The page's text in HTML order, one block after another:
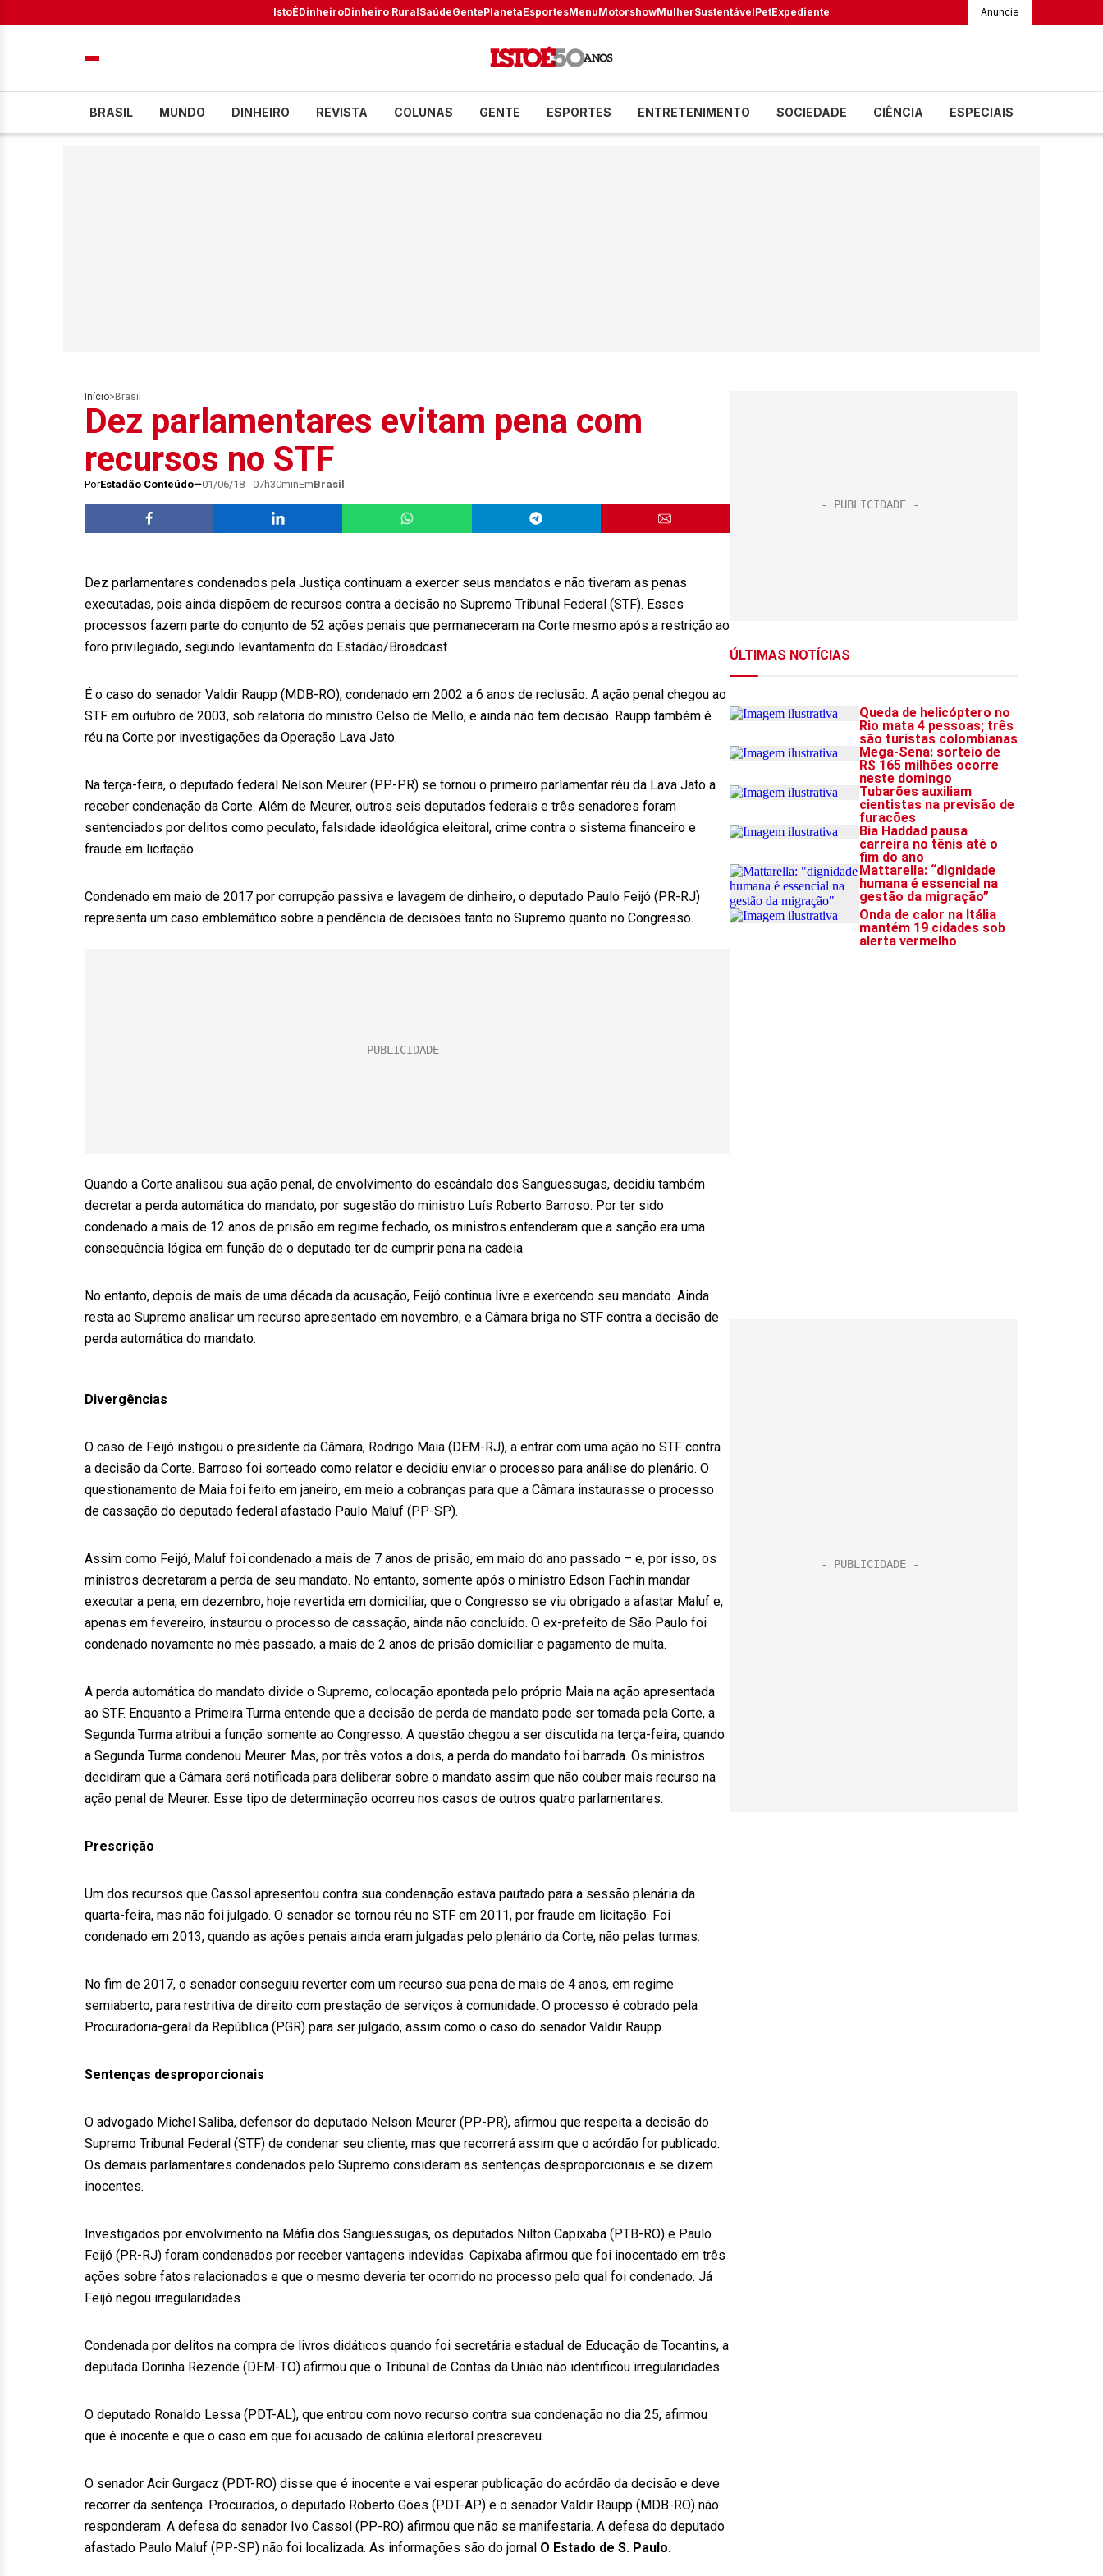
IstoÉDinheiroDinheiro RuralSaúdeGentePlanetaEsportesMenuMotorshowMulherSustentávelPetExpediente Anuncie
BRASIL MUNDO DINHEIRO REVISTA COLUNAS GENTE ESPORTES ENTRETENIMENTO SOCIEDADE CIÊNCIA ESPECIAIS
Início> Brasil
Dez parlamentares evitam pena com
recursos no STF
PorEstadão Conteúdo 01/06/18 - 07h30minEmBrasil
Dez parlamentares condenados pela Justiça continuam a exercer seus mandatos e não tiveram as penas
executadas, pois ainda dispõem de recursos contra a decisão no Supremo Tribunal Federal (STF). Esses
processos fazem parte do conjunto de 52 ações penais que permaneceram na Corte mesmo após a restrição ao
foro privilegiado, segundo levantamento do Estadão/Broadcast.
É o caso do senador Valdir Raupp (MDB-RO), condenado em 2002 a 6 anos de reclusão. A ação penal chegou ao
STF em outubro de 2003, sob relatoria do ministro Celso de Mello, e ainda não tem decisão. Raupp também é
réu na Corte por investigações da Operação Lava Jato.
Na terça-feira, o deputado federal Nelson Meurer (PP-PR) se tornou o primeiro parlamentar réu da Lava Jato a
receber condenação da Corte. Além de Meurer, outros seis deputados federais e três senadores foram
sentenciados por delitos como peculato, falsidade ideológica eleitoral, crime contra o sistema financeiro e
fraude em licitação.
Condenado em maio de 2017 por corrupção passiva e lavagem de dinheiro, o deputado Paulo Feijó (PR-RJ)
representa um caso emblemático sobre a pendência de decisões tanto no Supremo quanto no Congresso.
Quando a Corte analisou sua ação penal, de envolvimento do escândalo dos Sanguessugas, decidiu também
decretar a perda automática do mandato, por sugestão do ministro Luís Roberto Barroso. Por ter sido
condenado a mais de 12 anos de prisão em regime fechado, os ministros entenderam que a sanção era uma
consequência lógica em função de o deputado ter de cumprir pena na cadeia.
No entanto, depois de mais de uma década da acusação, Feijó continua livre e exercendo seu mandato. Ainda
resta ao Supremo analisar um recurso apresentado em novembro, e a Câmara briga no STF contra a decisão de
perda automática do mandato.
Divergências
O caso de Feijó instigou o presidente da Câmara, Rodrigo Maia (DEM-RJ), a entrar com uma ação no STF contra
a decisão da Corte. Barroso foi sorteado como relator e decidiu enviar o processo para análise do plenário. O
questionamento de Maia foi feito em janeiro, em meio a cobranças para que a Câmara instaurasse o processo
de cassação do deputado federal afastado Paulo Maluf (PP-SP).
Assim como Feijó, Maluf foi condenado a mais de 7 anos de prisão, em maio do ano passado – e, por isso, os
ministros decretaram a perda de seu mandato. No entanto, somente após o ministro Edson Fachin mandar
executar a pena, em dezembro, hoje revertida em domiciliar, que o Congresso se viu obrigado a afastar Maluf e,
apenas em fevereiro, instaurou o processo de cassação, ainda não concluído. O ex-prefeito de São Paulo foi
condenado novamente no mês passado, a mais de 2 anos de prisão domiciliar e pagamento de multa.
A perda automática do mandato divide o Supremo, colocação apontada pelo próprio Maia na ação apresentada
ao STF. Enquanto a Primeira Turma entende que a decisão de perda de mandato pode ser tomada pela Corte, a
Segunda Turma atribui a função somente ao Congresso. A questão chegou a ser discutida na terça-feira, quando
a Segunda Turma condenou Meurer. Mas, por três votos a dois, a perda do mandato foi barrada. Os ministros
decidiram que a Câmara será notificada para deliberar sobre o mandato assim que não couber mais recurso na
ação penal de Meurer. Esse tipo de determinação ocorreu nos casos de outros quatro parlamentares.
Prescrição
Um dos recursos que Cassol apresentou contra sua condenação estava pautado para a sessão plenária da
quarta-feira, mas não foi julgado. O senador se tornou réu no STF em 2011, por fraude em licitação. Foi
condenado em 2013, quando as ações penais ainda eram julgadas pelo plenário da Corte, não pelas turmas.
No fim de 2017, o senador conseguiu reverter com um recurso sua pena de mais de 4 anos, em regime
semiaberto, para restritiva de direito com prestação de serviços à comunidade. O processo é cobrado pela
Procuradoria-geral da República (PGR) para ser julgado, assim como o caso do senador Valdir Raupp.
Sentenças desproporcionais
O advogado Michel Saliba, defensor do deputado Nelson Meurer (PP-PR), afirmou que respeita a decisão do
Supremo Tribunal Federal (STF) de condenar seu cliente, mas que recorrerá assim que o acórdão for publicado.
Os demais parlamentares condenados pelo Supremo consideram as sentenças desproporcionais e se dizem
inocentes.
Investigados por envolvimento na Máfia dos Sanguessugas, os deputados Nilton Capixaba (PTB-RO) e Paulo
Feijó (PR-RJ) foram condenados por receber vantagens indevidas. Capixaba afirmou que foi inocentado em três
ações sobre fatos relacionados e que o mesmo deveria ter ocorrido no processo pelo qual foi condenado. Já
Feijó negou irregularidades.
Condenada por delitos na compra de livros didáticos quando foi secretária estadual de Educação de Tocantins, a
deputada Dorinha Rezende (DEM-TO) afirmou que o Tribunal de Contas da União não identificou irregularidades.
O deputado Ronaldo Lessa (PDT-AL), que entrou com novo recurso contra sua condenação no dia 25, afirmou
que é inocente e que o caso em que foi acusado de calúnia eleitoral prescreveu.
O senador Acir Gurgacz (PDT-RO) disse que é inocente e vai esperar publicação do acórdão da decisão e deve
recorrer da sentença. Procurados, o deputado Roberto Góes (PDT-AP) e o senador Valdir Raupp (MDB-RO) não
responderam. A defesa do senador Ivo Cassol (PP-RO) afirmou que não se manifestaria. A defesa do deputado
afastado Paulo Maluf (PP-SP) não foi localizada. As informações são do jornal O Estado de S. Paulo.